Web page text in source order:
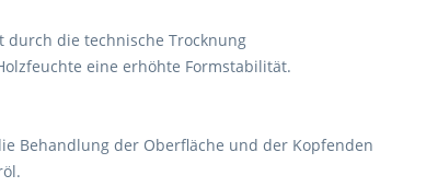
durch die technische Trocknung
eine erhöhte Formstabilität.
Behandlung der Oberfläche und der Kopfenden